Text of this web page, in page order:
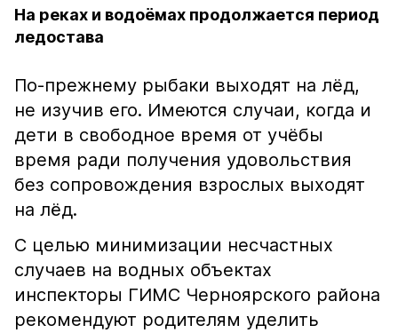
На реках и водоёмах продолжается период
ледостава
По-прежнему рыбаки выходят на лёд,
не изучив его. Имеются случаи, когда и
дети в свободное время от учёбы
время ради получения удовольствия
без сопровождения взрослых выходят
на лёд.
С целью минимизации несчастных
случаев на водных объектах
инспекторы ГИМС Черноярского района
рекомендуют родителям уделить